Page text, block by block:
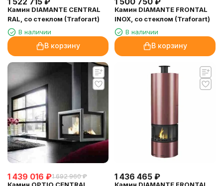
Камин DIAMANTE CENTRAL
RAL, со стеклом (Traforart)
В наличии
В корзину
Камин DIAMANTE FRONTAL
INOX, со стеклом (Traforart)
В наличии
В корзину
1 439 016 ₽1 692 960 ₽
Камин OPTIO CENTRAL
1 436 465 ₽
Камин DIAMANTE FRONTAL